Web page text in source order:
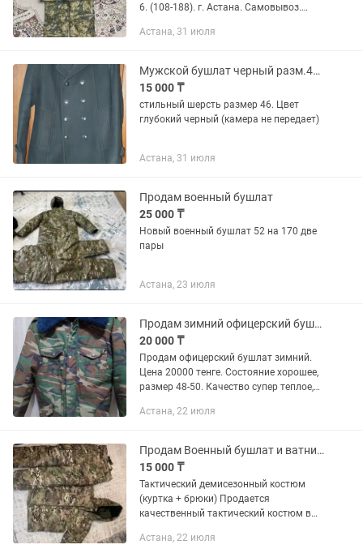
6. (108-188). г. Астана. Самовывоз.
Астана, 31 июля
Мужской бушлат черный разм.46 шерсть
15 000 ₸
стильный шерсть размер 46. Цвет
глубокий черный (камера не передает)
Астана, 31 июля
Продам военный бушлат
25 000 ₸
Новый военный бушлат 52 на 170 две
пары
Астана, 23 июля
Продам зимний офицерский бушлат!
20 000 ₸
Продам офицерский бушлат зимний.
Цена 20000 тенге. Состояние хорошее,
размер 48-50. Качество супер теплое,
Астана, 22 июля
Продам Военный бушлат и ватник новый размер 52
15 000 ₸
Тактический демисезонный костюм
(куртка + брюки) Продается
качественный тактический костюм в
Отлично подойдет для охоты, рыбалки,
Астана, 22 июля